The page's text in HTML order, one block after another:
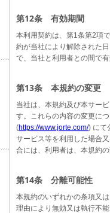
第12条 有効期間
本利用契約は、第1条第2項
約が当社により解除された
で、当社と利用者との間で
第13条 本規約の変更
当社は、本規約及び本サー
す。これらの内容の変更に
(https://www.jorte.com/) にて
サービス等を利用した場合
合には、利用者は、本規約
第14条 分離可能性
本規約のいずれかの条項又
理由により無効又は執行不